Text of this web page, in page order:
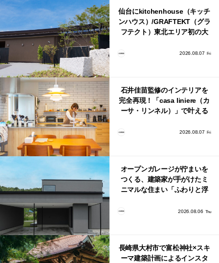
仙台にkitchenhouse（キッチ
ンハウス）/GRAFTEKT（グラ
フテクト）東北エリア初の大
2026.08.07 Fri
石井佳苗監修のインテリアを
完全再現！「casa liniere（カ
ーサ・リンネル）」で叶える
2026.08.07 Fri
オープンガレージが佇まいを
つくる、建築家が手がけたミ
ニマルな住まい「ふわりと浮
2026.08.06 Thu
長崎県大村市で富松神社×スキ
ーマ建築計画によるインスタ